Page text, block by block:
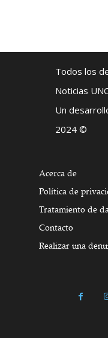
Todos los
Noticias
Un
2024 ©
Acerca de
Política de
Tratamiento de
Contacto
Realizar una